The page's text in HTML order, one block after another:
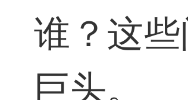
谁？这
巨头。